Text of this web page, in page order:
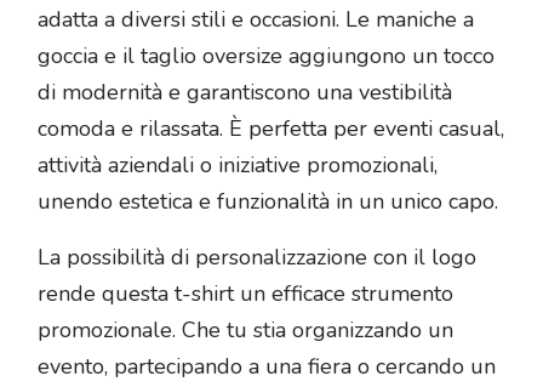
adatta a diversi stili e occasioni. Le maniche a
goccia e il taglio oversize aggiungono un tocco
di modernità e garantiscono una vestibilità
comoda e rilassata. È perfetta per eventi casual,
attività aziendali o iniziative promozionali,
unendo estetica e funzionalità in un unico capo.
La possibilità di personalizzazione con il logo
rende questa t-shirt un efficace strumento
promozionale. Che tu stia organizzando un
evento, partecipando a una fiera o cercando un